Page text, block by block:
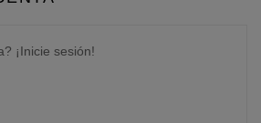
¡Inicie sesión!